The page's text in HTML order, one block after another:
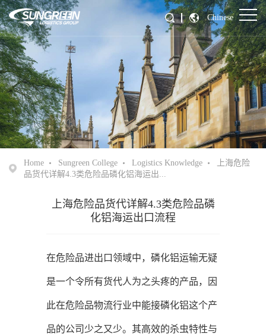
Chinese
Home Sungreen College Logistics Knowledge
上海危险
品货代详解4.3类危险品磷化铝海运出...
上海危险品货代详解4.3类危险品磷
化铝海运出口流程
在危险品进出口领域中，磷化铝运输无疑
是一个令所有货代人为之头疼的产品，因
此在危险品物流行业中能接磷化铝这个产
品的公司少之又少。其高效的杀虫特性与